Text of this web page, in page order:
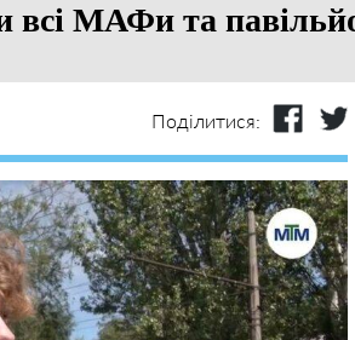
МАФи та
Поділитися: